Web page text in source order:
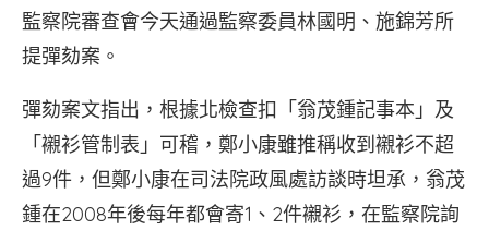
監察院審查會今天通過監察委員林國明、施錦芳所
提彈劾案。
彈劾案文指出，根據北檢查扣「翁茂鍾記事本」及
「襯衫管制表」可稽，鄭小康雖推稱收到襯衫不超
過9件，但鄭小康在司法院政風處訪談時坦承，翁茂
鍾在2008年後每年都會寄1、2件襯衫，在監察院詢